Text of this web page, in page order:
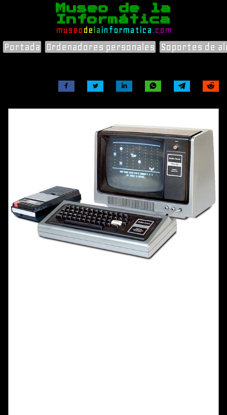
Museo de la
Informática
museo de la informatica .com
Portada Ordenadores personales Soportes de